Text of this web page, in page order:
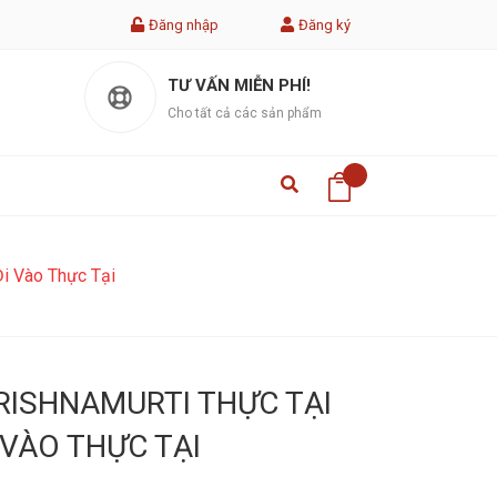
Đăng nhập Đăng ký
TƯ VẤN MIỄN PHÍ!
Cho tất cả các sản phẩm
Vào Thực Tại
THỰC TẠI
THỰC TẠI